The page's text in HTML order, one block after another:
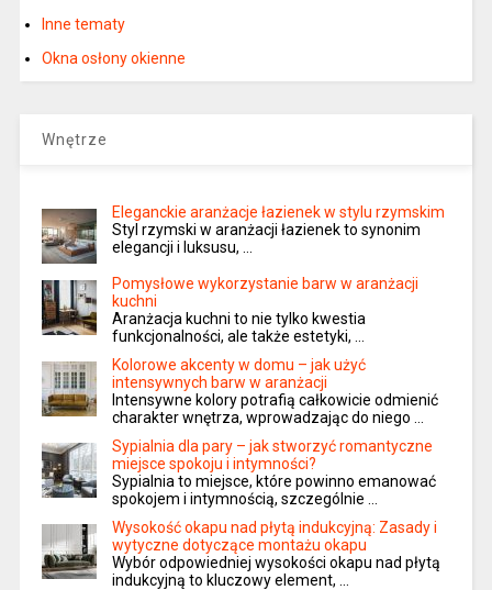
Inne tematy
Okna osłony okienne
Wnętrze
Eleganckie aranżacje łazienek w stylu rzymskim
Styl rzymski w aranżacji łazienek to synonim
elegancji i luksusu, …
Pomysłowe wykorzystanie barw w aranżacji
kuchni
Aranżacja kuchni to nie tylko kwestia
funkcjonalności, ale także estetyki, …
Kolorowe akcenty w domu – jak użyć
intensywnych barw w aranżacji
Intensywne kolory potrafią całkowicie odmienić
charakter wnętrza, wprowadzając do niego …
Sypialnia dla pary – jak stworzyć romantyczne
miejsce spokoju i intymności?
Sypialnia to miejsce, które powinno emanować
spokojem i intymnością, szczególnie …
Wysokość okapu nad płytą indukcyjną: Zasady i
wytyczne dotyczące montażu okapu
Wybór odpowiedniej wysokości okapu nad płytą
indukcyjną to kluczowy element, …